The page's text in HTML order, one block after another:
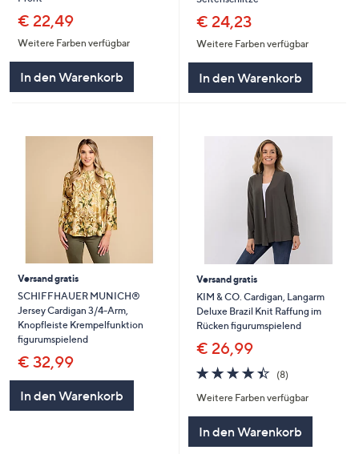
€ 22,49
Weitere Farben verfügbar
In den Warenkorb
€ 24,23
Weitere Farben verfügbar
In den Warenkorb
Versand gratis
SCHIFFHAUER MUNICH®
Jersey Cardigan 3/4-Arm,
Knopfleiste Krempelfunktion
figurumspielend
€ 32,99
In den Warenkorb
Versand gratis
KIM & CO. Cardigan, Langarm
Deluxe Brazil Knit Raffung im
Rücken figurumspielend
€ 26,99
4.4
von
5
(8)
Weitere Farben verfügbar
In den Warenkorb